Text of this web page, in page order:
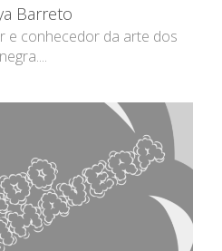
Barreto
e conhecedor da arte dos